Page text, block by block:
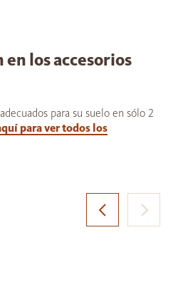
los accesorios
para su suelo en sólo 2
para ver todos los